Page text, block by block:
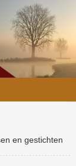
en gestichten